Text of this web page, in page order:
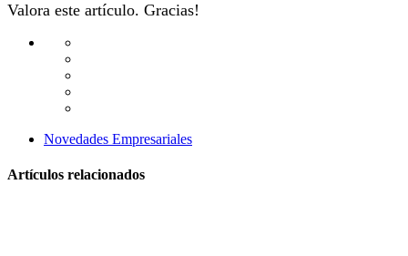
Valora este artículo. Gracias!
Novedades Empresariales
Artículos relacionados